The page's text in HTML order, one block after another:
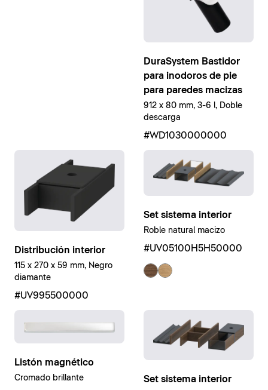
DuraSystem Bastidor
para inodoros de pie
para paredes macizas
912 x 80 mm, 3-6 l, Doble
descarga
#WD1030000000
Distribución interior
115 x 270 x 59 mm, Negro
diamante
#UV995500000
Set sistema interior
Roble natural macizo
#UV05100H5H50000
Listón magnético
Cromado brillante Set sistema interior